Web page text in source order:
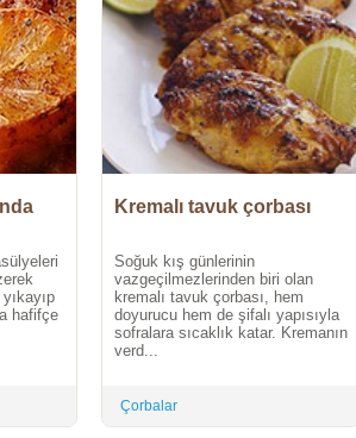
hafifçe
Kremalı tavuk çorbası
Soğuk kış günlerinin
vazgeçilmezlerinden biri olan
kremalı tavuk çorbası, hem
doyurucu hem de şifalı yapısıyla
sofralara sıcaklık katar. Kremanın
verd...
Çorbalar